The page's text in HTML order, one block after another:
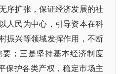
序扩张，保证经济发展的社
人民为中心，引导资本在科
振兴等领域发挥作用，不断
；三是坚持基本经济制度
保护各类产权，稳定市场主